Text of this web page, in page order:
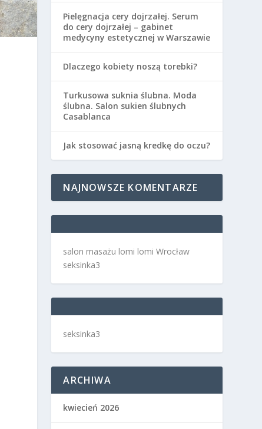
Pielęgnacja cery dojrzałej. Serum
do cery dojrzałej – gabinet
medycyny estetycznej w Warszawie
Dlaczego kobiety noszą torebki?
Turkusowa suknia ślubna. Moda
ślubna. Salon sukien ślubnych
Casablanca
Jak stosować jasną kredkę do oczu?
NAJNOWSZE KOMENTARZE
salon masażu lomi lomi Wrocław
seksinka3
seksinka3
ARCHIWA
kwiecień 2026